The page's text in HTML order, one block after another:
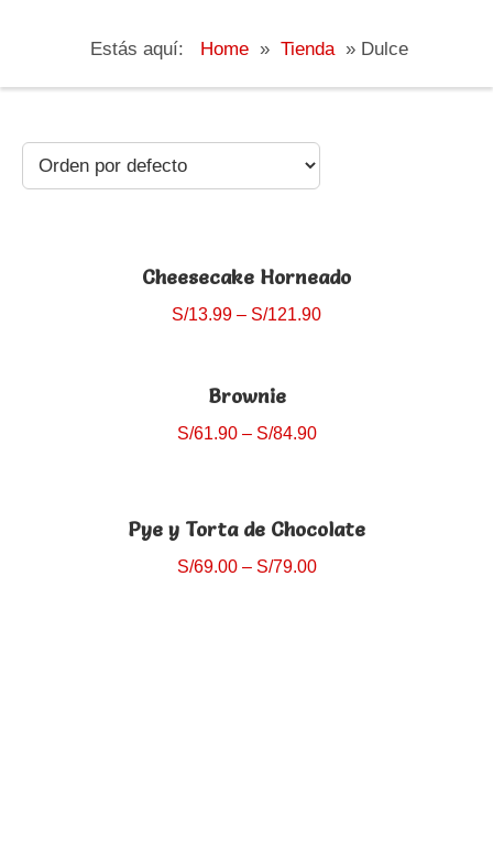
Estás aquí: Home » Tienda » Dulce
Cheesecake Horneado
S/13.99 – S/121.90
Brownie
S/61.90– S/84.90
Pye y Torta de Chocolate
S/69.00– S/79.00